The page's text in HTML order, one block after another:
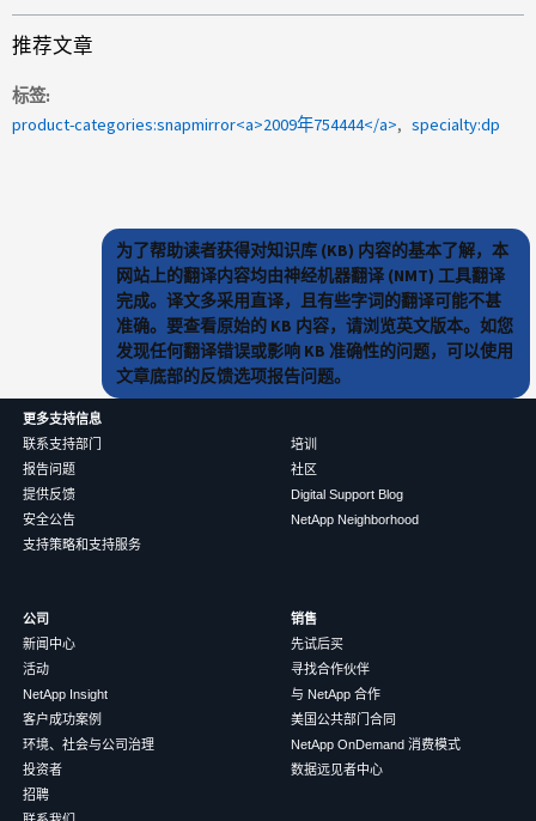
推荐文章
标签
product-categories:snapmirror<a>2009年754444</a>
specialty:dp
为了帮助读者获得对知识库 (KB) 内容的基本了解，本
网站上的翻译内容均由神经机器翻译 (NMT) 工具翻译
完成。译文多采用直译，且有些字词的翻译可能不甚
准确。要查看原始的 KB 内容，请浏览英文版本。如您
发现任何翻译错误或影响 KB 准确性的问题，可以使用
文章底部的反馈选项报告问题。
更多支持信息
联系支持部门
报告问题
提供反馈
安全公告
支持策略和支持服务
培训
社区
Digital Support Blog
NetApp Neighborhood
公司
新闻中心
活动
NetApp Insight
客户成功案例
环境、社会与公司治理
投资者
招聘
销售
先试后买
寻找合作伙伴
与 NetApp 合作
美国公共部门合同
NetApp OnDemand 消费模式
数据远见者中心